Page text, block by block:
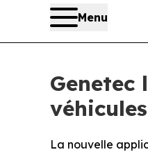
Menu
La nouvelle